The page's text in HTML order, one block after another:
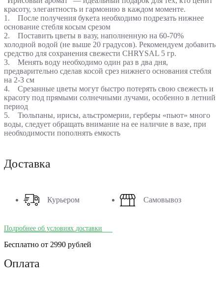
красоту, элегантность и гармонию в каждом моменте.
1. После получения букета необходимо подрезать нижнее
основание стебля косым срезом
2. Поставить цветы в вазу, наполненную на 60-70%
холодной водой (не выше 20 градусов). Рекомендуем добавить
средство для сохранения свежести CHRYSAL 5 гр.
3. Менять воду необходимо один раз в два дня,
предварительно сделав косой срез нижнего основания стебля
на 2-3 см
4. Срезанные цветы могут быстро потерять свою свежесть и
красоту под прямыми солнечными лучами, особенно в летний
период
5. Тюльпаны, ирисы, альстромерии, герберы «пьют» много
воды, следует обращать внимание на ее наличие в вазе, при
необходимости пополнять емкость
Доставка
Курьером Самовывоз
Подробнее об условиях доставки
Бесплатно от 2990 рублей
Оплата